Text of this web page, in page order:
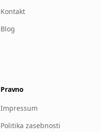
Kontakt
Blog
Pravno
Impressum
Politika zasebnosti